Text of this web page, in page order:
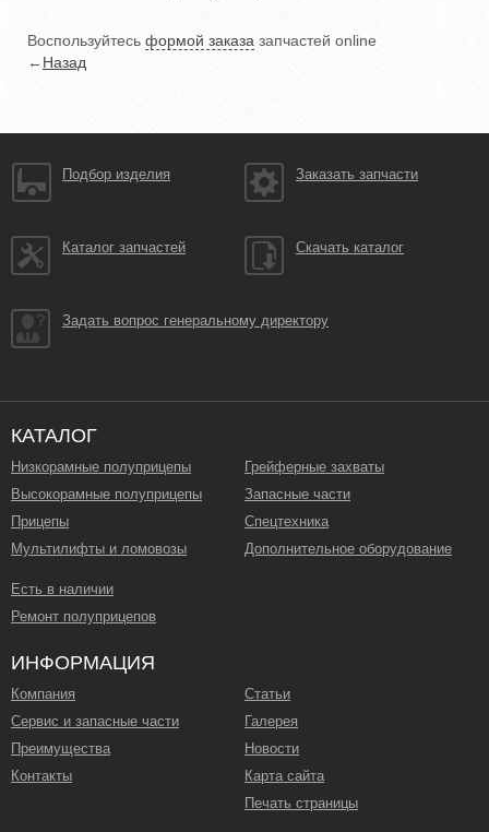
Воспользуйтесь формой заказа запчастей online
←Назад
Подбор изделия Заказать запчасти
Каталог запчастей Скачать каталог
Задать вопрос генеральному директору
КАТАЛОГ
Низкорамные полуприцепы
Высокорамные полуприцепы
Прицепы
Мультилифты и ломовозы
Грейферные захваты
Запасные части
Спецтехника
Дополнительное оборудование
Есть в наличии
Ремонт полуприцепов
ИНФОРМАЦИЯ
Компания
Сервис и запасные части
Преимущества
Контакты
Статьи
Галерея
Новости
Карта сайта
Печать страницы